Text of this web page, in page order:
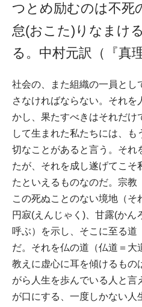
つとめ励むのは不死
怠(おこた)りなまけ
る。中村元訳（『真
社会の、また組織の一員とし
さなければならない。それを
かし、果たすべきはそれだけ
して生まれた私たちには、
切なことがあると言う。それ
たが、それを成し遂げてこそ
たといえるものなのだ。宗教
この死ぬことのない境地（そ
円寂(えんじゃく)、甘露(かん
呼ぶ）を示し、そこに至る道
だ。それを仏の道（仏道＝大
教えに虚心に耳を傾けるもの
がら人生を歩んでいる人と言
が口にする、一度しかない人